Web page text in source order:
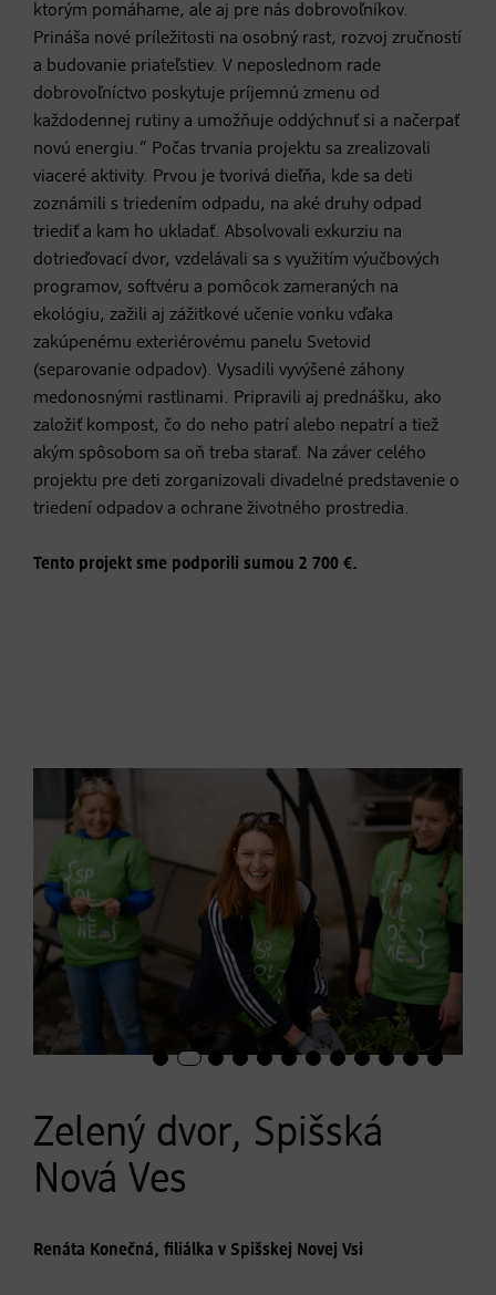
ktorým pomáhame, ale aj pre nás dobrovoľníkov.
Prináša nové príležitosti na osobný rast, rozvoj zručností
a budovanie priateľstiev. V neposlednom rade
dobrovoľníctvo poskytuje príjemnú zmenu od
každodennej rutiny a umožňuje oddýchnuť si a načerpať
novú energiu.“ Počas trvania projektu sa zrealizovali
viaceré aktivity. Prvou je tvorivá dieľňa, kde sa deti
zoznámili s triedením odpadu, na aké druhy odpad
triediť a kam ho ukladať. Absolvovali exkurziu na
dotrieďovací dvor, vzdelávali sa s využitím výučbových
programov, softvéru a pomôcok zameraných na
ekológiu, zažili aj zážitkové učenie vonku vďaka
zakúpenému exteriérovému panelu Svetovid
(separovanie odpadov). Vysadili vyvýšené záhony
medonosnými rastlinami. Pripravili aj prednášku, ako
založiť kompost, čo do neho patrí alebo nepatrí a tiež
akým spôsobom sa oň treba starať. Na záver celého
projektu pre deti zorganizovali divadelné predstavenie o
triedení odpadov a ochrane životného prostredia.
Tento projekt sme podporili sumou 2 700 €.
Zelený dvor, Spišská
Nová Ves
Renáta Konečná, filiálka v Spišskej Novej Vsi